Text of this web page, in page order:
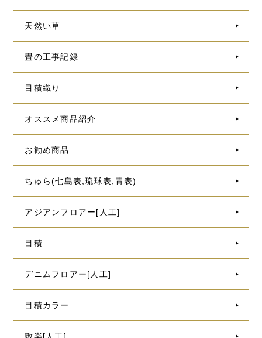
天然い草
畳の工事記録
目積織り
オススメ商品紹介
お勧め商品
ちゅら(七島表,琉球表,青表)
アジアンフロアー[人工]
目積
デニムフロアー[人工]
目積カラー